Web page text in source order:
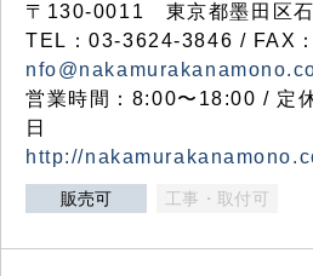
〒130-0011 東京都墨田区
TEL：03-3624-3846 / FAX
営業時間：8:00〜18:00 / 定
日
http://
販売可 工事・取付可